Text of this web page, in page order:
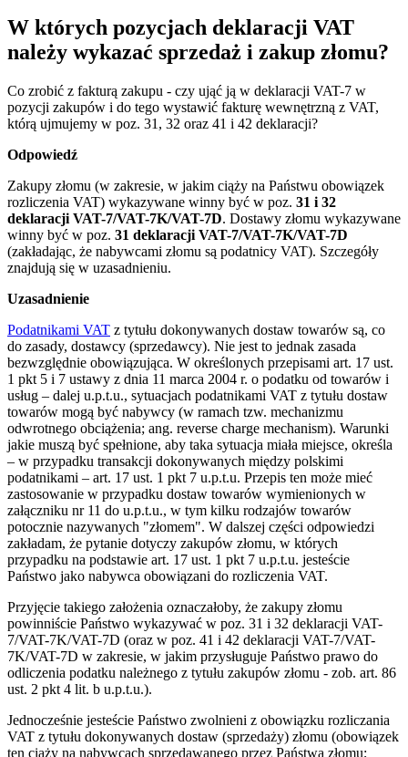
W których pozycjach deklaracji VAT
należy wykazać sprzedaż i zakup złomu?
Co zrobić z fakturą zakupu - czy ująć ją w deklaracji VAT-7 w
pozycji zakupów i do tego wystawić fakturę wewnętrzną z VAT,
którą ujmujemy w poz. 31, 32 oraz 41 i 42 deklaracji?
Odpowiedź
Zakupy złomu (w zakresie, w jakim ciąży na Państwu obowiązek
rozliczenia VAT) wykazywane winny być w poz. 31 i 32
deklaracji VAT-7/VAT-7K/VAT-7D. Dostawy złomu wykazywane
winny być w poz. 31 deklaracji VAT-7/VAT-7K/VAT-7D
(zakładając, że nabywcami złomu są podatnicy VAT). Szczegóły
znajdują się w uzasadnieniu.
Uzasadnienie
Podatnikami VAT z tytułu dokonywanych dostaw towarów są, co
do zasady, dostawcy (sprzedawcy). Nie jest to jednak zasada
bezwzględnie obowiązująca. W określonych przepisami art. 17 ust.
1 pkt 5 i 7 ustawy z dnia 11 marca 2004 r. o podatku od towarów i
usług – dalej u.p.t.u., sytuacjach podatnikami VAT z tytułu dostaw
towarów mogą być nabywcy (w ramach tzw. mechanizmu
odwrotnego obciążenia; ang. reverse charge mechanism). Warunki
jakie muszą być spełnione, aby taka sytuacja miała miejsce, określa
– w przypadku transakcji dokonywanych między polskimi
podatnikami – art. 17 ust. 1 pkt 7 u.p.t.u. Przepis ten może mieć
zastosowanie w przypadku dostaw towarów wymienionych w
załączniku nr 11 do u.p.t.u., w tym kilku rodzajów towarów
potocznie nazywanych "złomem". W dalszej części odpowiedzi
zakładam, że pytanie dotyczy zakupów złomu, w których
przypadku na podstawie art. 17 ust. 1 pkt 7 u.p.t.u. jesteście
Państwo jako nabywca obowiązani do rozliczenia VAT.
Przyjęcie takiego założenia oznaczałoby, że zakupy złomu
powinniście Państwo wykazywać w poz. 31 i 32 deklaracji VAT-
7/VAT-7K/VAT-7D (oraz w poz. 41 i 42 deklaracji VAT-7/VAT-
7K/VAT-7D w zakresie, w jakim przysługuje Państwo prawo do
odliczenia podatku należnego z tytułu zakupów złomu - zob. art. 86
ust. 2 pkt 4 lit. b u.p.t.u.).
Jednocześnie jesteście Państwo zwolnieni z obowiązku rozliczania
VAT z tytułu dokonywanych dostaw (sprzedaży) złomu (obowiązek
ten ciąży na nabywcach sprzedawanego przez Państwa złomu;